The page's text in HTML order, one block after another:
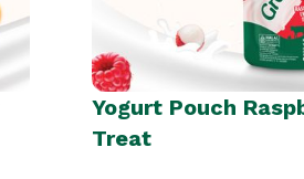
Yogurt Pouch
Treat